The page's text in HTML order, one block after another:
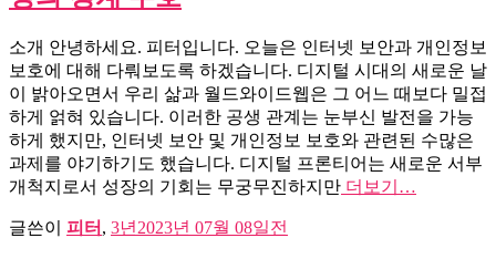
소개 안녕하세요. 피터입니다. 오늘은 인터넷 보안과 개인정보
보호에 대해 다뤄보도록 하겠습니다. 디지털 시대의 새로운 날
이 밝아오면서 우리 삶과 월드와이드웹은 그 어느 때보다 밀접
하게 얽혀 있습니다. 이러한 공생 관계는 눈부신 발전을 가능
하게 했지만, 인터넷 보안 및 개인정보 보호와 관련된 수많은
과제를 야기하기도 했습니다. 디지털 프론티어는 새로운 서부
개척지로서 성장의 기회는 무궁무진하지만 더보기…
글쓴이 피터 , 3년 2023년 07월 08일전